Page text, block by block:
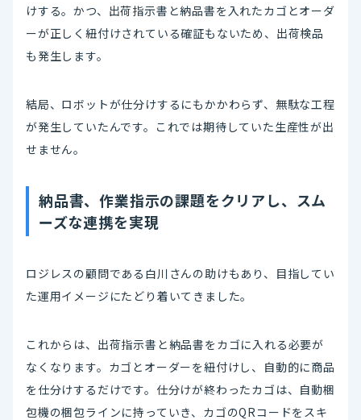
けする。かつ、出荷指示書と納品書を入れたカゴとオーダ
ーが正しく紐付けされている確証もないため、出荷検品
も発生します。
結局、ロボットが仕分けするにもかかわらず、無駄な工程
が発生していたんです。これでは期待していた生産性が出
せません。
納品書、作業指示の課題をクリアし、スム
ーズな連携を実現
ロジレスの顧問である白川さんの助けもあり、目指してい
た運用イメージにたどり着いてきました。
これからは、出荷指示書と納品書をカゴに入れる必要が
なくなります。カゴとオーダーを紐付けし、自動的に商品
を仕分けするだけです。仕分けが終わったカゴは、自動梱
包機の梱包ラインに持っていき、カゴのQRコードをスキ